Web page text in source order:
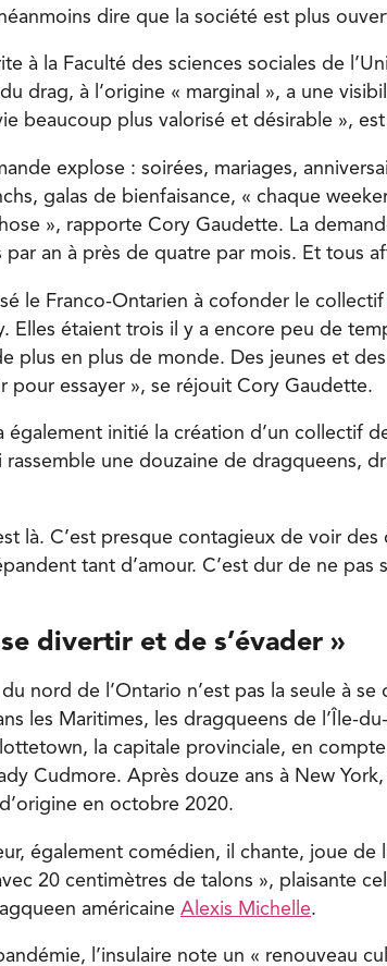
dire que la société est plus
à la Faculté des sciences sociales de
drag, à l’origine « marginal », a une
beaucoup plus valorisé et désirable », est
explose : soirées, mariages,
galas de bienfaisance, « chaque
», rapporte Cory Gaudette. La
par an à près de quatre par mois. Et tous
le Franco-Ontarien à cofonder le collectif
Elles étaient trois il y a encore peu de
plus en plus de monde. Des jeunes et
pour essayer », se réjouit Cory Gaudette.
également initié la création d’un collectif
rassemble une douzaine de dragqueens,
là. C’est presque contagieux de voir des
tant d’amour. C’est dur de ne pas
divertir et de s’évader »
nord de l’Ontario n’est pas la seule à se
les Maritimes, les dragqueens de l’Île-
la capitale provinciale, en
Cudmore. Après douze ans à New
en octobre 2020.
également comédien, il chante, joue de
20 centimètres de talons », plaisante
américaine Alexis Michelle.
l’insulaire note un « renouveau